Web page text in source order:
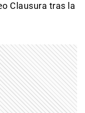
Clausura tras la